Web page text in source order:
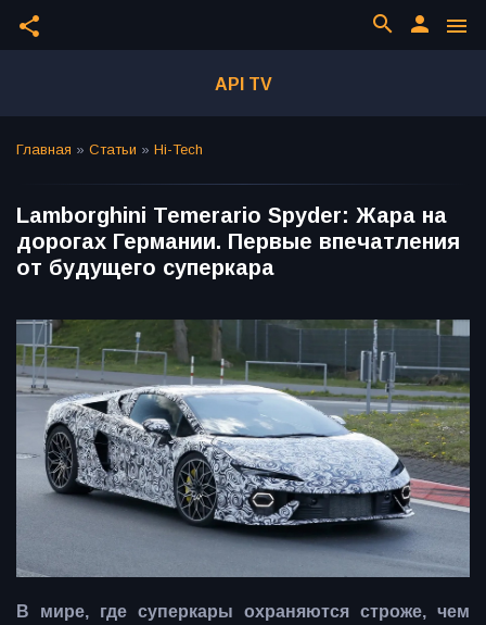
share menu
person
search
API TV
Главная » Статьи » Hi-Tech
Lamborghini Temerario Spyder: Жара на
дорогах Германии. Первые впечатления
от будущего суперкара
В мире, где суперкары охраняются строже, чем